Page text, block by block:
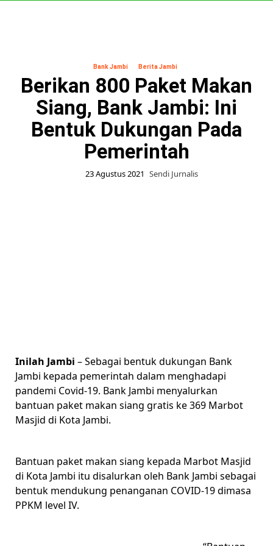
Bank Jambi Berita Jambi
Berikan 800 Paket Makan
Siang, Bank Jambi: Ini
Bentuk Dukungan Pada
Pemerintah
23 Agustus 2021 Sendi Jurnalis
Inilah Jambi – Sebagai bentuk dukungan Bank
Jambi kepada pemerintah dalam menghadapi
pandemi Covid-19. Bank Jambi menyalurkan
bantuan paket makan siang gratis ke 369 Marbot
Masjid di Kota Jambi.
Bantuan paket makan siang kepada Marbot Masjid
di Kota Jambi itu disalurkan oleh Bank Jambi sebagai
bentuk mendukung penanganan COVID-19 dimasa
PPKM level IV.